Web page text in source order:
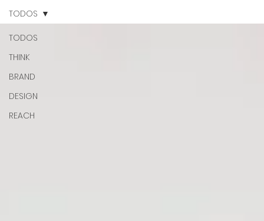
TODOS
THINK
BRAND
DESIGN
REACH
TODOS